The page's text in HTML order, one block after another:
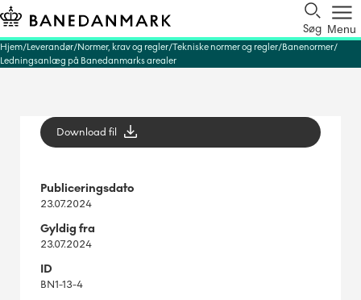
Søg Menu
Hjem Leverandør Normer, krav og regler Tekniske normer og regler Banenormer
Ledningsanlæg på Banedanmarks arealer
Download fil
Publiceringsdato
23.07.2024
Gyldig fra
23.07.2024
ID
BN1-13-4